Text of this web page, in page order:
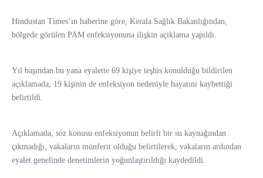
Hindustan Times’ın haberine göre, Kerala Sağlık Bakanlığından,
bölgede görülen PAM enfeksiyonuna ilişkin açıklama yapıldı.
Yıl başından bu yana eyalette 69 kişiye teşhis konulduğu bildirilen
açıklamada, 19 kişinin de enfeksiyon nedeniyle hayatını kaybettiği
belirtildi.
Açıklamada, söz konusu enfeksiyonun belirli bir su kaynağından
çıkmadığı, vakaların münferit olduğu belirtilerek, vakaların ardından
eyalet genelinde denetimlerin yoğunlaştırıldığı kaydedildi.